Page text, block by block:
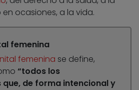
ocasiones, a la vida.
femenina
femenina se define,
“todos los
de forma intencional y